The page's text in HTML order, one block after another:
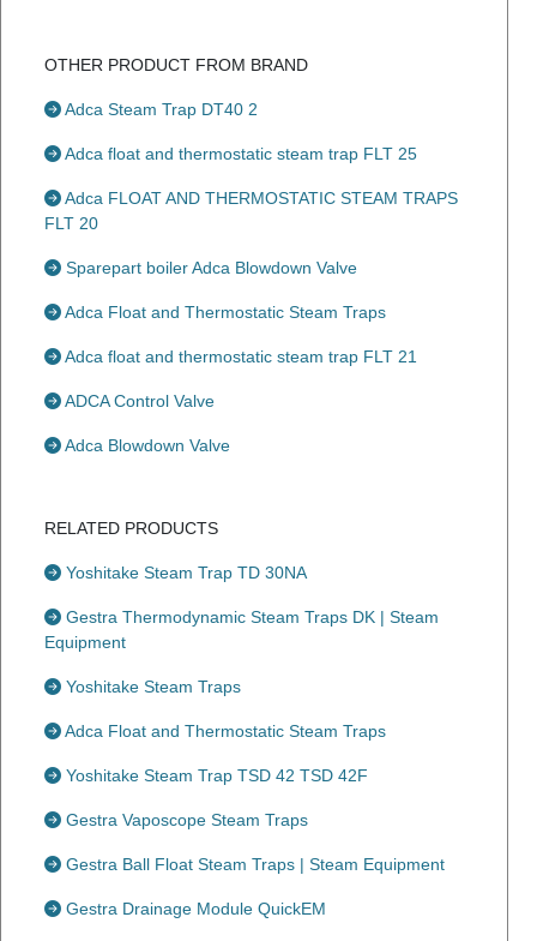
OTHER PRODUCT FROM BRAND
Adca Steam Trap DT40 2
Adca float and thermostatic steam trap FLT 25
Adca FLOAT AND THERMOSTATIC STEAM TRAPS
FLT 20
Sparepart boiler Adca Blowdown Valve
Adca Float and Thermostatic Steam Traps
Adca float and thermostatic steam trap FLT 21
ADCA Control Valve
Adca Blowdown Valve
RELATED PRODUCTS
Yoshitake Steam Trap TD 30NA
Gestra Thermodynamic Steam Traps DK | Steam
Equipment
Yoshitake Steam Traps
Adca Float and Thermostatic Steam Traps
Yoshitake Steam Trap TSD 42 TSD 42F
Gestra Vaposcope Steam Traps
Gestra Ball Float Steam Traps | Steam Equipment
Gestra Drainage Module QuickEM